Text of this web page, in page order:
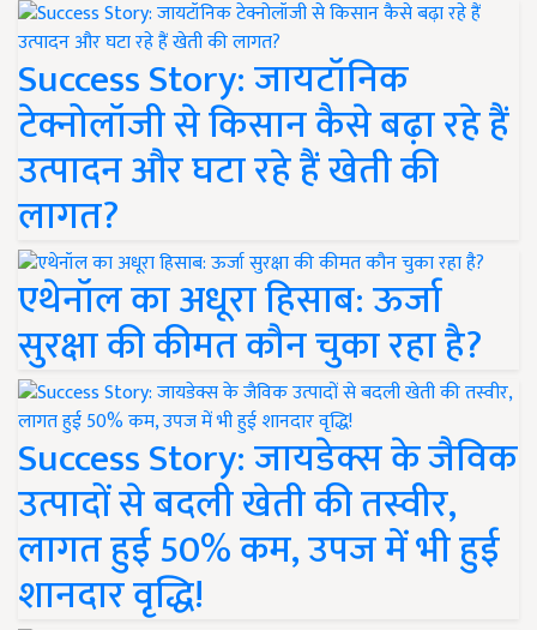
Success Story: जायटॉनिक
टेक्नोलॉजी से किसान कैसे बढ़ा रहे हैं
उत्पादन और घटा रहे हैं खेती की
लागत?
एथेनॉल का अधूरा हिसाब: ऊर्जा
सुरक्षा की कीमत कौन चुका रहा है?
Success Story: जायडेक्स के जैविक
उत्पादों से बदली खेती की तस्वीर,
लागत हुई 50% कम, उपज में भी हुई
शानदार वृद्धि!